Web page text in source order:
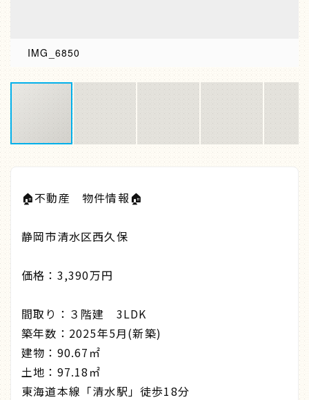
IMG_6850
🏠不動産 物件情報🏠
静岡市清水区西久保
価格：3,390万円
間取り：３階建 3LDK
築年数：2025年5月(新築)
建物：90.67㎡
土地：97.18㎡
東海道本線「清水駅」徒歩18分